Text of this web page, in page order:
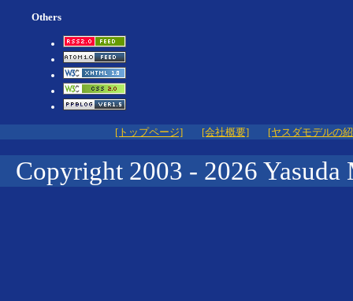
Others
[トップページ] [会社概要] [ヤスダモデルの
Copyright 2003 - 2026